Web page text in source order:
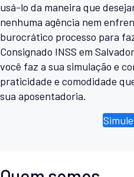
usá-lo da maneira que
nenhuma agência nem
burocrático processo para
Consignado INSS em
você faz a sua simulação e
praticidade e comodidade
sua aposentadoria.